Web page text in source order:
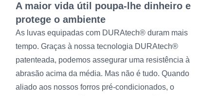
A maior vida útil poupa-lhe dinheiro e
protege o ambiente
As luvas equipadas com DURAtech® duram mais
tempo. Graças à nossa tecnologia DURAtech®
patenteada, podemos assegurar uma resistência à
abrasão acima da média. Mas não é tudo. Quando
aliado aos nossos forros pré-condicionados, o